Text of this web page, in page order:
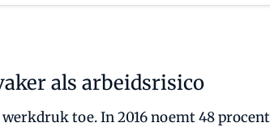
als arbeidsrisico
toe. In 2016 noemt 48